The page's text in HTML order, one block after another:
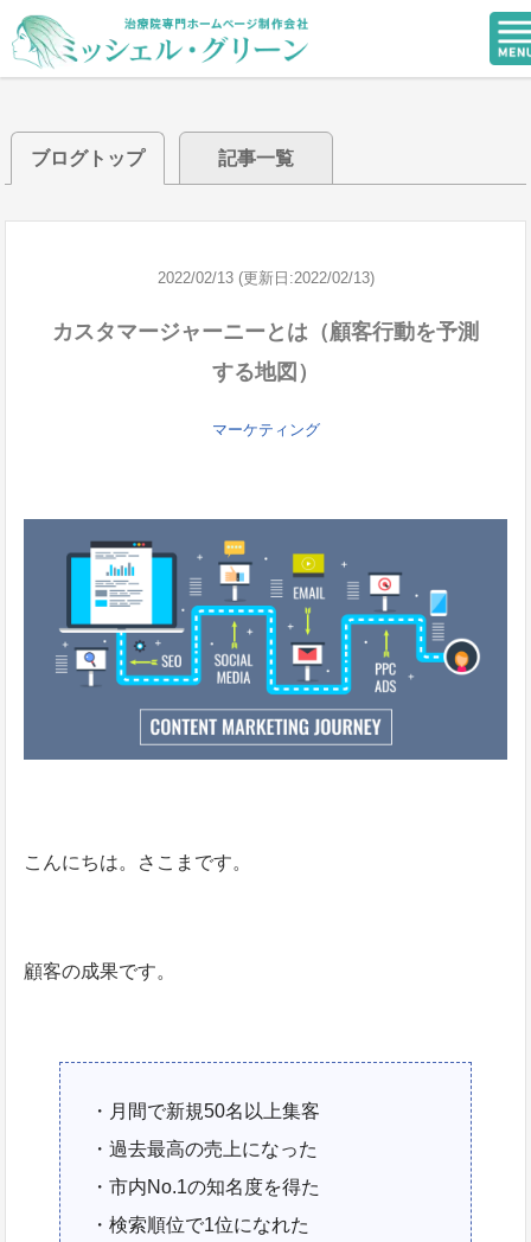
ブログトップ 記事一覧
2022/02/13 (更新日:2022/02/13)
カスタマージャーニーとは（顧客行動を予測
する地図）
マーケティング
こんにちは。さこまです。
顧客の成果です。
・月間で新規50名以上集客
・過去最高の売上になった
・市内No.1の知名度を得た
・検索順位で1位になれた